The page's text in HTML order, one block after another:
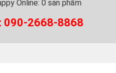
Online: 0 sản phẩm
090-2668-8868